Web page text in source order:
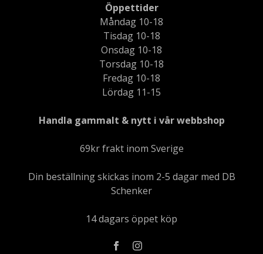
Öppettider
Måndag 10-18
Tisdag 10-18
Onsdag 10-18
Torsdag 10-18
Fredag 10-18
Lördag 11-15
Handla gammalt & nytt i vår webbshop
69kr frakt inom Sverige
Din beställning skickas inom 2-5 dagar med DB
Schenker
14 dagars öppet köp